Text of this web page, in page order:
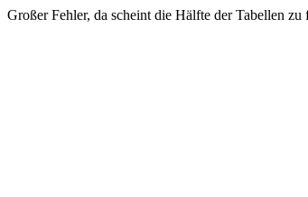
Großer Fehler, da scheint die Hälfte der Tabellen zu